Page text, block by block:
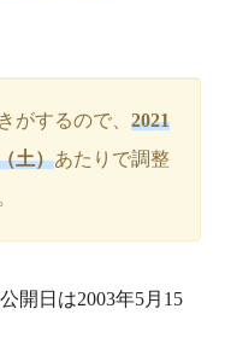
がするので、 2021
土）あたりで調整
開日は2003年5月15